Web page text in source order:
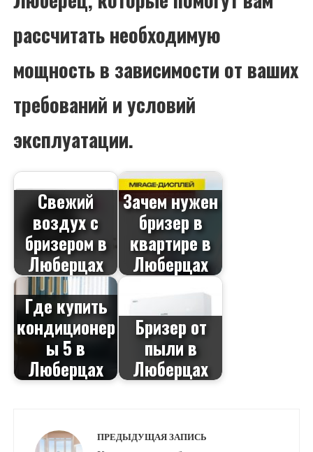
рассчитать необходимую
мощность в зависимости от ваших
требований и условий
эксплуатации.
Свежий
воздух с
бризером в
Люберцах
Зачем нужен
бризер в
квартире в
Люберцах
Где купить
кондиционер
ы 5 в
Люберцах
Бризер от
пыли в
Люберцах
ПРЕДЫДУЩАЯ ЗАПИСЬ